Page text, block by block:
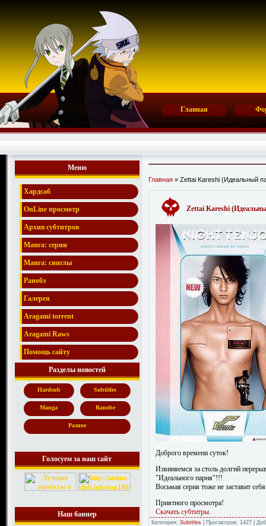
Главная
Меню
Хардсаб
OnLine просмотр
Архив субтитров
Манга: серии
Манга: синглы
Ранобэ
Галерея
Aragami torrent
Aragami Raws
Помощь сайту
Разделы новостей
Hardsub Subtitles
Manga Ranobe
Разное
Голосуем за наш сайт
Наш баннер
Главная » Zettai Kareshi (Идеальный
Zettai Kareshi
Доброго времени суток!
Извиняемся за столь долгий
"Идеального парня"!!!
Восьмая серия тоже не заставит
Приятного просмотра!
Скачать субтитры
Категория: Subtitles | Просмотров: 1427 |